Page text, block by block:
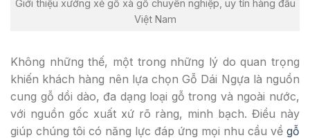
Giới thiệu xưởng xẻ gỗ xà gồ chuyên nghiệp, uy tín hàng đầu
Việt Nam
Không những thế, một trong những lý do quan trọng
khiến khách hàng nên lựa chọn Gỗ Dái Ngựa là nguồn
cung gỗ dồi dào, đa dạng loại gỗ trong và ngoài nước,
với nguồn gốc xuất xứ rõ ràng, minh bạch. Điều này
giúp chúng tôi có năng lực đáp ứng mọi nhu cầu về gỗ